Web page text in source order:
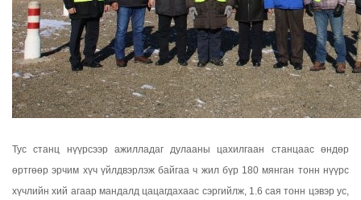
Тус станц нүүрсээр ажилладаг дулааны цахилгаан станцаас өндөр
өртгөөр эрчим хүч үйлдвэрлэж байгаа ч жил бүр 180 мянган тонн нүүрс
хүчлийн хий агаар мандалд цацагдахаас сэргийлж, 1.6 сая тонн цэвэр ус,